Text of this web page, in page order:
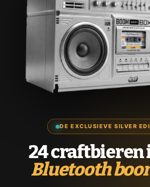
DE EXCLUSIEVE SILVER
24 craftbieren
Bluetooth